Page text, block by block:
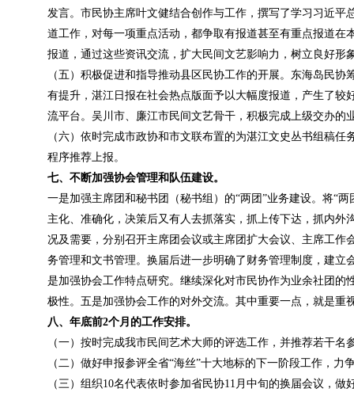
发言。市民协主席叶文健结合创作与工作，撰写了学习习近
道工作，对每一项重点活动，都争取有报道甚至有重点报道
报道，通过这些资讯交流，扩大民间文艺影响力，树立良好形
（五）积极促进和指导推动县区民协工作的开展。东海岛民
有提升，湛江日报在社会热点版面予以大幅度报道，产生了
流平台。吴川市、廉江市民间文艺骨干，积极完成上级交办的
（六）依时完成市政协和市文联布置的为湛江文史丛书组稿
程序推荐上报。
七、不断加强协会管理和队伍建设。
一是加强主席团和秘书团（秘书组）的“两团”业务建设。将“
主化、准确化，决策后又有人去抓落实，抓上传下达，抓内
况及需要，分别召开主席团会议或主席团扩大会议、主席工
务管理和文书管理。换届后进一步明确了财务管理制度，建
是加强协会工作特点研究。继续深化对市民协作为业余社团
极性。五是加强协会工作的对外交流。其中重要一点，就是重
八、年底前2个月的工作安排。
（一）按时完成我市民间艺术大师的评选工作，并推荐若干名
（二）做好申报参评全省“海丝”十大地标的下一阶段工作，力
（三）组织10名代表依时参加省民协11月中旬的换届会议，做